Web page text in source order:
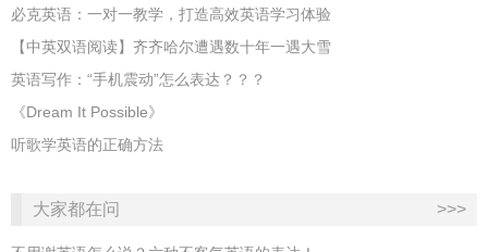
必克英语：一对一教学，打造高效英语学习体验
【中英双语阅读】齐齐哈尔遭遇数十年一遇大雪
英语写作：“手机震动”怎么表达？？？
《Dream It Possible》
听歌学英语的正确方法
大家都在问 >>>